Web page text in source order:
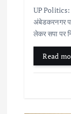
UP Politics:
अंबेडकरनगर
लेकर सपा पर
Read